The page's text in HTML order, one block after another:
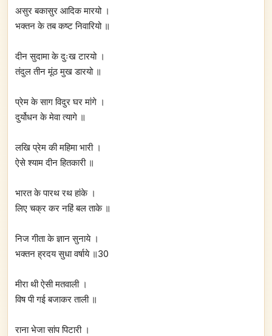
असुर बकासुर आदिक मारयो ।
भक्तन के तब कष्ट निवारियो ॥
दीन सुदामा के दुःख टारयो ।
तंदुल तीन मूंठ मुख डारयो ॥
प्रेम के साग विदुर घर मांगे ।
दुर्योधन के मेवा त्यागे ॥
लखि प्रेम की महिमा भारी ।
ऐसे श्याम दीन हितकारी ॥
भारत के पारथ रथ हांके ।
लिए चक्र कर नहिं बल ताके ॥
निज गीता के ज्ञान सुनाये ।
भक्तन ह्रदय सुधा वर्षाये ॥30
मीरा थी ऐसी मतवाली ।
विष पी गई बजाकर ताली ॥
राना भेजा सांप पिटारी ।